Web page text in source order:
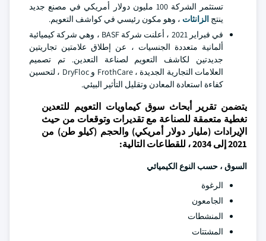
تستثمر الشركة 100 مليون دولار أمريكي في مصنع جديد
ينتج الزانثات ، وهو مكون رئيسي في كواشف التعويم.
في فبراير 2021 ، أعلنت شركة BASF ، وهي شركة كيميائية
ألمانية متعددة الجنسيات ، عن إطلاق علامتين تجاريتين
جديدتين لكاشف التعويم لصناعة التعدين. تم تصميم
العلامات التجارية الجديدة ، FrothCare و DryFloc ، لتحسين
كفاءة استعادة المعادن وتقليل التأثير البيئي.
يتضمن تقرير أبحاث سوق كيماويات التعويم للتعدين
تغطية متعمقة للصناعة مع تقديرات وتوقعات من حيث
الإيرادات (مليار دولار أمريكي) والحجم (كيلو طن) من
2021 إلى 2034 ، للقطاعات التالية:
السوق ، حسب النوع الكيميائي
الرغوة
الجامعون
المنشطات
المشتتات